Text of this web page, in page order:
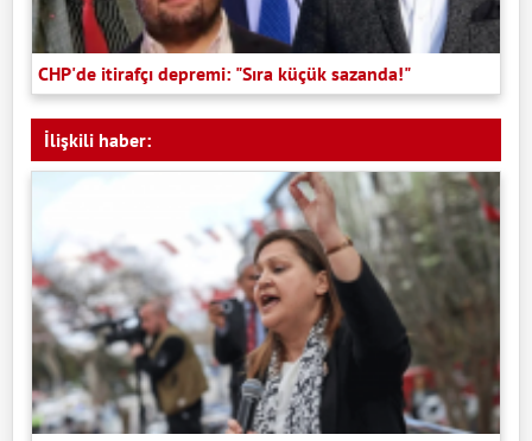
CHP'de itirafçı depremi: "Sıra küçük sazanda!"
İlişkili haber: